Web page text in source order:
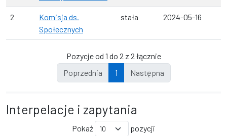
2
Komisja ds.
Społecznych
stała 2024-05-16
Pozycje od 1 do 2 z 2 łącznie
Poprzednia
1 Następna
Interpelacje i zapytania
Pokaż
pozycji